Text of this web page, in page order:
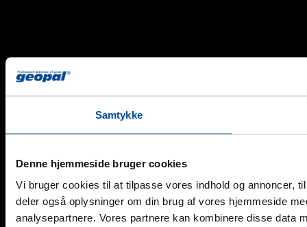
Samtykke
Denne hjemmeside bruger cookies
Vi bruger cookies til at tilpasse vores indhold og annoncer,
deler også oplysninger om din brug af vores hjemmeside
analysepartnere. Vores partnere kan kombinere disse data